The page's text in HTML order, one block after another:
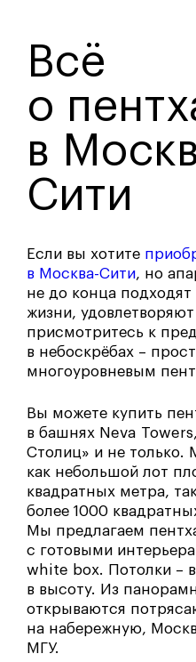
Всё
о
в
Сити
Если вы хотите
в Москва-Сити, но
не до конца
жизни,
присмотритесь к
в небоскрёбах –
многоуровневым
Вы можете купить
в башнях Neva
Столиц» и не только.
как небольшой лот
квадратных метра,
более 1000
Мы предлагаем
с готовыми
white box. Потолки –
в высоту. Из
открываются
на набережную,
МГУ.